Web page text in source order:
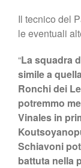
Il tecnico del
le eventuali
“La squadra
simile a
Ronchi dei
potremmo
Vinales in
Schiavoni
battuta nella